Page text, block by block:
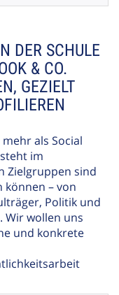
DER SCHULE
& CO.
GEZIELT
als Social
im
Zielgruppen sind
können – von
Politik und
Wir wollen uns
und konkrete